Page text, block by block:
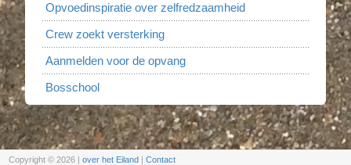
Opvoedinspiratie over zelfredzaamheid
Crew zoekt versterking
Aanmelden voor de opvang
Bosschool
Copyright © 2026 |over het Eiland |Contact